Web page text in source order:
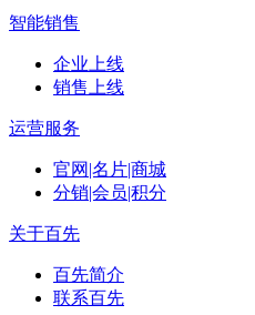
智能销售
企业上线
销售上线
运营服务
官网|名片|商城
分销|会员|积分
关于百先
百先简介
联系百先